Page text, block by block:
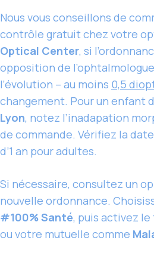
Nous vous conseillons de
contrôle gratuit chez votre
Optical Center, si
opposition de
l’évolution – au moins 0,5
changement. Pour un enfant
Lyon, notez l’inadapation
de commande. Vérifiez la
d’1 an pour adultes.
Si nécessaire, consultez un
nouvelle ordonnance.
#100% Santé, puis activez
ou votre mutuelle comme